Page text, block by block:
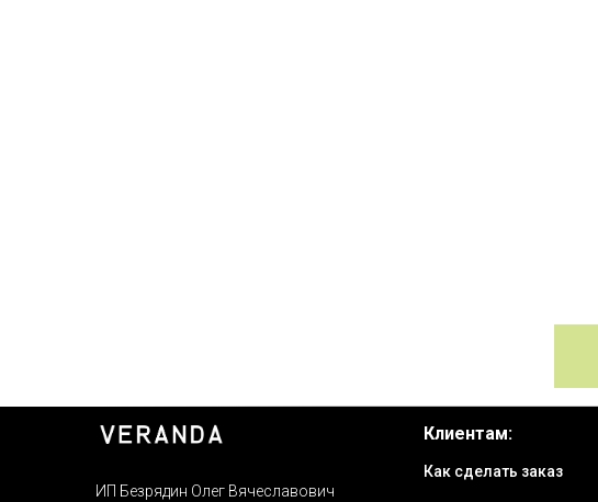
ИП Безрядин Олег Вячеславович
Клиентам:
Как сделать заказ